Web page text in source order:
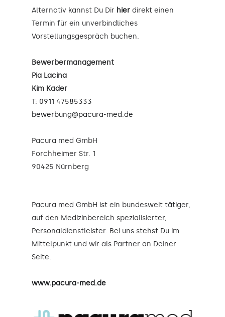
Alternativ kannst Du Dir hier direkt einen
Termin für ein unverbindliches
Vorstellungsgespräch buchen.
Bewerbermanagement
Pia Lacina
Kim Kader
T: 0911 47585333
bewerbung@pacura-med.de
Pacura med GmbH
Forchheimer Str. 1
90425 Nürnberg
Pacura med GmbH ist ein bundesweit tätiger,
auf den Medizinbereich spezialisierter,
Personaldienstleister. Bei uns stehst Du im
Mittelpunkt und wir als Partner an Deiner
Seite.
www.pacura-med.de